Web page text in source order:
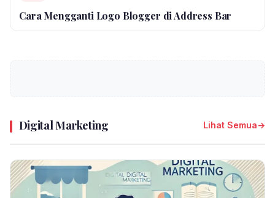
Cara Mengganti Logo Blogger di Address Bar
Digital Marketing Lihat Semua